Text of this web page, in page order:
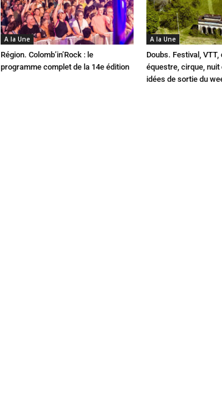
A la Une
Région. Colomb’in’Rock : le
programme complet de la 14e édition
A la Une
Doubs. Festival,
équestre, cirque,
idées de sortie du